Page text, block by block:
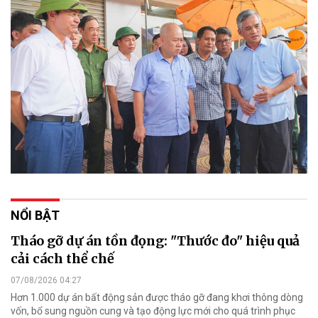
NỔI BẬT
Tháo gỡ dự án tồn đọng: "Thước đo" hiệu quả
cải cách thể chế
07/08/2026 04:27
Hơn 1.000 dự án bất động sản được tháo gỡ đang khơi thông dòng
vốn, bổ sung nguồn cung và tạo động lực mới cho quá trình phục